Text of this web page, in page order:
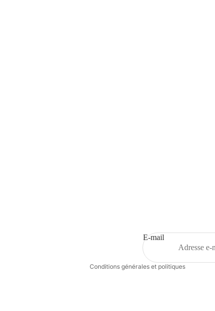
E-mail
Conditions générales et politiques
Politique d’expédition